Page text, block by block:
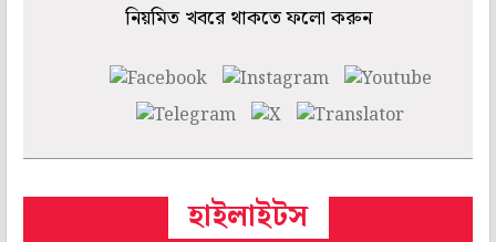
নিয়মিত খবরে থাকতে ফলো করুন
হাইলাইটস